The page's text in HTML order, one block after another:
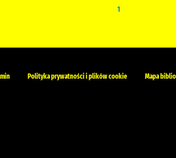
1
Polityka prywatności i plików cookie Mapa